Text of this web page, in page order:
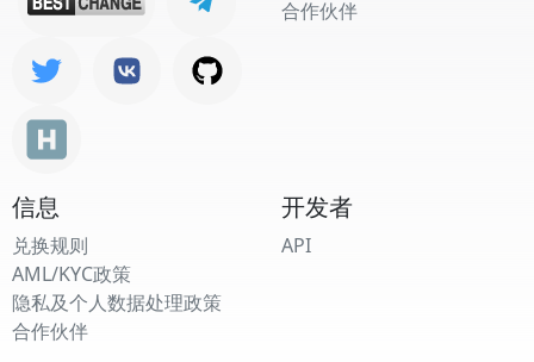
合作伙伴
信息
兑换规则
AML/KYC政策
隐私及个人数据处理政策
合作伙伴
开发者
API